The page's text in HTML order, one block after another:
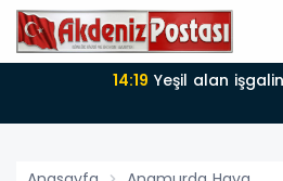
14:18Büyükşehir Belediyesi sürdürülebilir kalkınmada